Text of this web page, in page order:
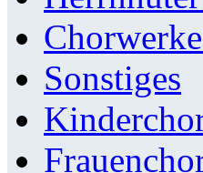
Sonstiges